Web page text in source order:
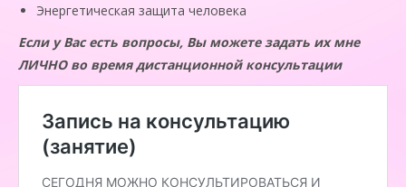
Энергетическая защита человека
Если у Вас есть вопросы, Вы можете задать их мне
ЛИЧНО во время дистанционной консультации